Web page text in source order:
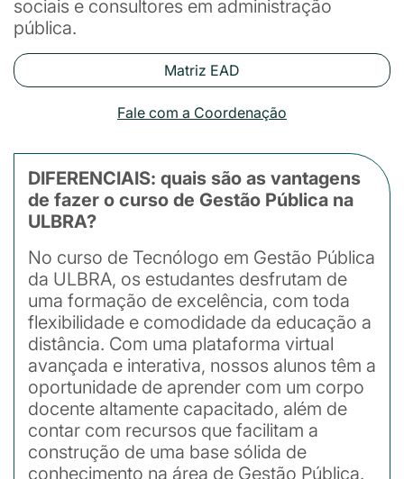
sociais e consultores em administração
pública.
Matriz EAD
Fale com a Coordenação
DIFERENCIAIS: quais são as vantagens
de fazer o curso de Gestão Pública na
ULBRA?
No curso de Tecnólogo em Gestão Pública
da ULBRA, os estudantes desfrutam de
uma formação de excelência, com toda
flexibilidade e comodidade da educação a
distância. Com uma plataforma virtual
avançada e interativa, nossos alunos têm a
oportunidade de aprender com um corpo
docente altamente capacitado, além de
contar com recursos que facilitam a
construção de uma base sólida de
conhecimento na área de Gestão Pública.